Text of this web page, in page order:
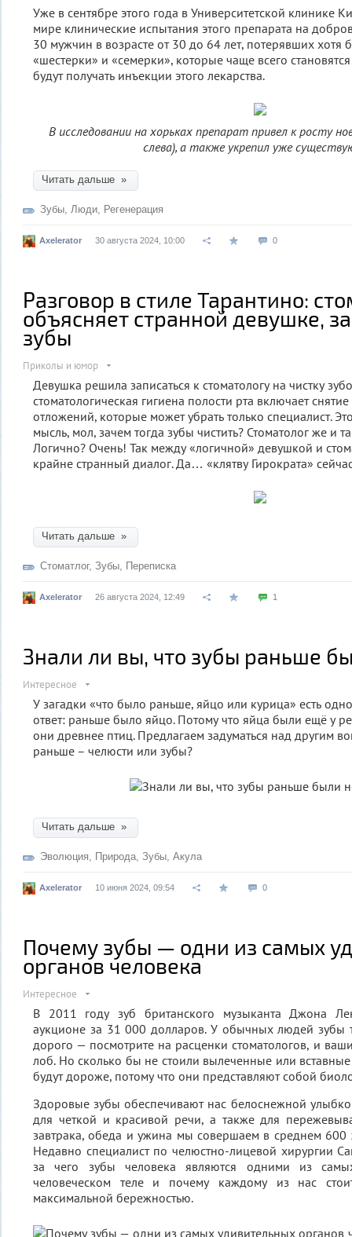
Уже в сентябре этого года в Университетской клинике
мире клинические испытания этого препарата на
30 мужчин в возрасте от 30 до 64 лет, потерявших хотя
«шестерки» и «семерки», которые чаще всего
будут получать инъекции этого лекарства.
В исследовании на хорьках препарат привел к росту
слева), а также укрепил уже
Читать дальше »
Зубы, Люди, Регенерация
Axelerator 30 августа 2024, 10:00 0
Разговор в стиле Тарантино:
объясняет странной девушке,
зубы
Приколы и юмор
Девушка решила записаться к стоматологу на чистку
стоматологическая гигиена полости рта включает
отложений, которые может убрать только специалист.
мысль, мол, зачем тогда зубы чистить? Стоматолог же и
Логично? Очень! Так между «логичной» девушкой и
крайне странный диалог. Да… «клятву Гирократа»
Читать дальше »
Стоматлог, Зубы, Переписка
Axelerator 26 августа 2024, 12:49 1
Знали ли вы, что зубы раньше
Интересное
У загадки «что было раньше, яйцо или курица» есть
ответ: раньше было яйцо. Потому что яйца были ещё у
они древнее птиц. Предлагаем задуматься над другим
раньше – челюсти или зубы?
Читать дальше »
Эволюция, Природа, Зубы, Акула
Axelerator 10 июня 2024, 09:54 0
Почему зубы — одни из самых
органов человека
Интересное
В 2011 году зуб британского музыканта Джона
аукционе за 31 000 долларов. У обычных людей зубы
дорого — посмотрите на расценки стоматологов, и
лоб. Но сколько бы не стоили вылеченные или
будут дороже, потому что они представляют собой
Здоровые зубы обеспечивают нас белоснежной
для четкой и красивой речи, а также для
завтрака, обеда и ужина мы совершаем в среднем 600
Недавно специалист по челюстно-лицевой хирургии
за чего зубы человека являются одними из
человеческом теле и почему каждому из нас
максимальной бережностью.